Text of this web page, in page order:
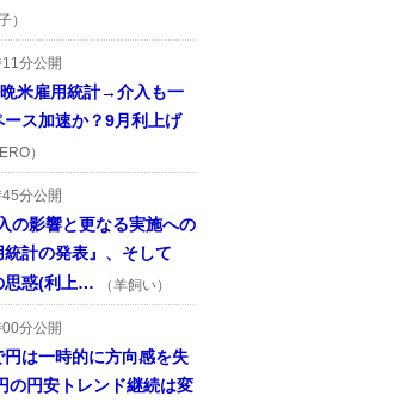
）
分公開
米雇用統計→介入も一
ス加速か？9月利上げ
）
分公開
の影響と更なる実施への
計の発表』、そして
思惑(利上…
（羊飼い）
分公開
は一時的に方向感を失
の円安トレンド継続は変